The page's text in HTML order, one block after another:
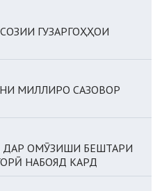
ГУЗАРГОҲҲОИ
МИЛЛИРО САЗОВОР
ДАР ОМӮЗИШИ БЕШТАРИ
НАБОЯД КАРД